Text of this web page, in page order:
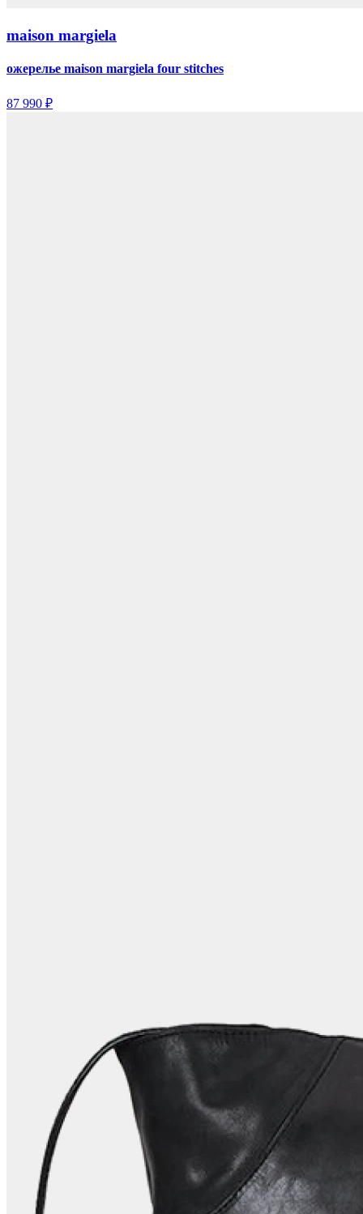
maison margiela
ожерелье maison margiela four stitches
87 990 ₽